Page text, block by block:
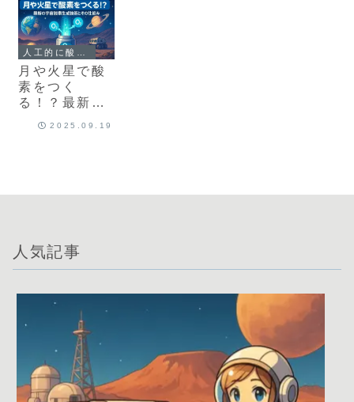
月や火星で酸
素をつく
る！？最新の
2025.09.19
人気記事